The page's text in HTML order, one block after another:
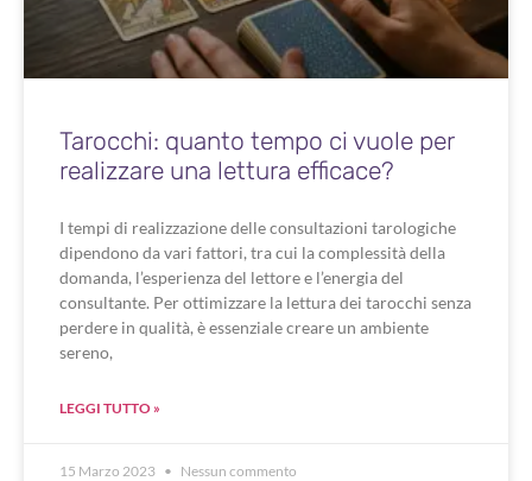
Tarocchi: quanto tempo ci vuole per
realizzare una lettura efficace?
I tempi di realizzazione delle consultazioni tarologiche
dipendono da vari fattori, tra cui la complessità della
domanda, l’esperienza del lettore e l’energia del
consultante. Per ottimizzare la lettura dei tarocchi senza
perdere in qualità, è essenziale creare un ambiente
sereno,
LEGGI TUTTO »
15 Marzo 2023 Nessun commento